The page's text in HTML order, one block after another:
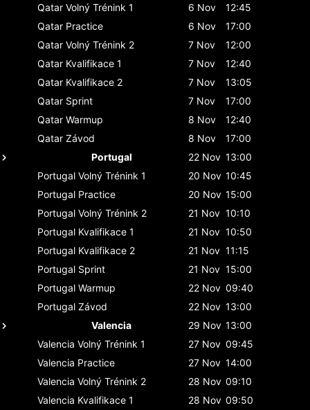
Qatar Volný Trénink 1 6 Nov
12:45
Qatar Practice 6 Nov
17:00
Qatar Volný Trénink 2 7 Nov
12:00
Qatar Kvalifikace 1 7 Nov
12:40
Qatar Kvalifikace 2 7 Nov
13:05
Qatar Sprint 7 Nov
17:00
Qatar Warmup 8 Nov
12:40
Qatar Závod 8 Nov
17:00
Portugal
22 Nov 13:00
Portugal Volný Trénink 1 20 Nov 10:45
Portugal Practice 20 Nov 15:00
Portugal Volný Trénink 2 21 Nov 10:10
Portugal Kvalifikace 1 21 Nov 10:50
Portugal Kvalifikace 2 21 Nov 11:15
Portugal Sprint 21 Nov 15:00
Portugal Warmup 22 Nov 09:40
Portugal Závod 22 Nov 13:00
Valencia
29 Nov 13:00
Valencia Volný Trénink 1 27 Nov 09:45
Valencia Practice 27 Nov 14:00
Valencia Volný Trénink 2 28 Nov 09:10
Valencia Kvalifikace 1 28 Nov 09:50